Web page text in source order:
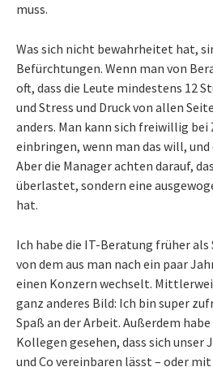
muss.
Was sich nicht bewahrheitet hat,
Befürchtungen. Wenn man von
oft, dass die Leute mindestens 12
und Stress und Druck von allen
anders. Man kann sich freiwillig
einbringen, wenn man das will, und
Aber die Manager achten darauf,
überlastet, sondern eine
hat.
Ich habe die IT-Beratung früher
von dem aus man nach ein paar
einen Konzern wechselt.
ganz anderes Bild: Ich bin super
Spaß an der Arbeit. Außerdem
Kollegen gesehen, dass sich
und Co vereinbaren lässt – oder